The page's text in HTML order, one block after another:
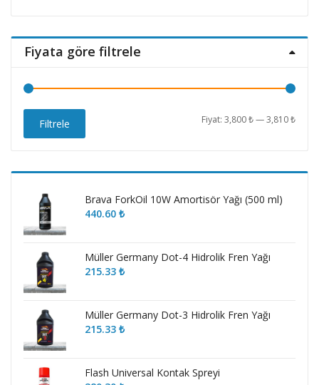
Fiyata göre filtrele
En
En
Filtrele Fiyat:3,800 ₺—3,810 ₺
Brava ForkOil 10W Amortisör Yağı (500 ml)
440.60₺
Müller Germany Dot-4 Hidrolik Fren Yağı
215.33₺
Müller Germany Dot-3 Hidrolik Fren Yağı
215.33₺
Flash Universal Kontak Spreyi